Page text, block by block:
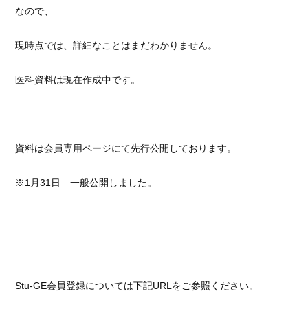
なので、
現時点では、詳細なことはまだわかりません。
医科資料は現在作成中です。
資料は会員専用ページにて先行公開しております。
※1月31日 一般公開しました。
Stu-GE会員登録については下記URLをご参照ください。